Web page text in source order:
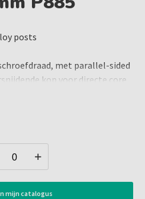
posts
met parallel-sided
kop voor directe core
mijn catalogus